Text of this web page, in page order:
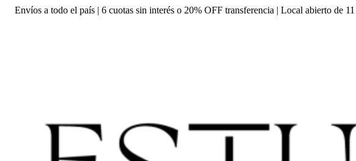
Envíos a todo el país | 6 cuotas sin interés o 20% OFF transferencia | Local abierto de